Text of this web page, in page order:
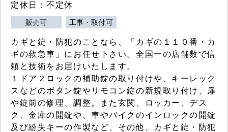
定休日：不定休
販売可 工事・取付可
カギと錠・防犯のことなら、「カギの１１０番・カ
ギの救急車」にお任せ下さい。全国一の店舗数で信
頼と技術をお届けいたします。
１ドア２ロックの補助錠の取り付けや、キーレック
スなどのボタン錠やリモコン錠の新規取り付け、扉
や錠前の修理、調整。また玄関、ロッカー、デス
ク、金庫の開錠や、車やバイクのインロックの開錠
及び紛失キーの作製など、その他、カギと錠・防犯